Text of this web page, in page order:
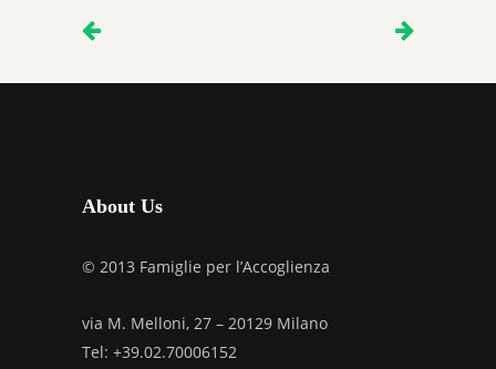
About Us
© 2013 Famiglie per l’Accoglienza
via M. Melloni, 27 – 20129 Milano
Tel: +39.02.70006152